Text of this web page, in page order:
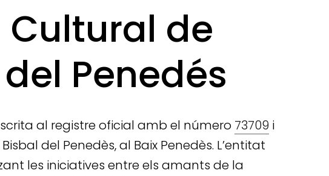
de
Penedés
al registre oficial amb el número 73709 i
del Penedès, al Baix Penedès. L’entitat
les iniciatives entre els amants de la